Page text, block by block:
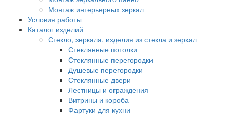
Монтаж интерьерных зеркал
Условия работы
Каталог изделий
Стекло, зеркала, изделия из стекла и зеркал
Стеклянные потолки
Стеклянные перегородки
Душевые перегородки
Стеклянные двери
Лестницы и ограждения
Витрины и короба
Фартуки для кухни